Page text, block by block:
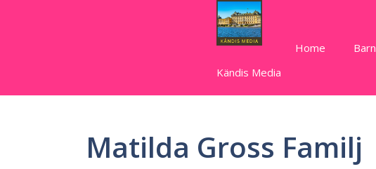
Kändis Media
Home Barn
Matilda Gross Familj